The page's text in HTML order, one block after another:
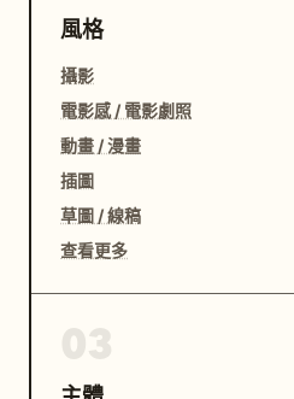
風格
攝影
電影感 / 電影劇照
動畫 / 漫畫
插圖
草圖 / 線稿
查看更多